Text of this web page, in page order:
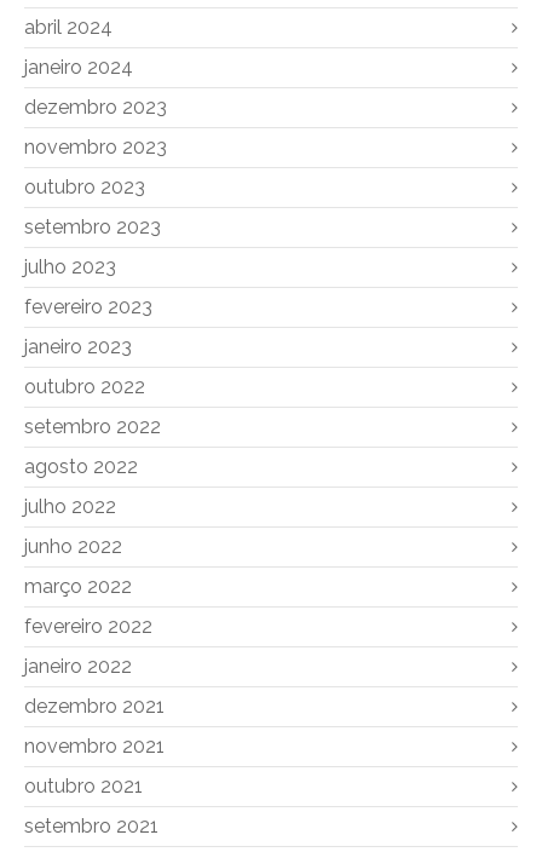
abril 2024
janeiro 2024
dezembro 2023
novembro 2023
outubro 2023
setembro 2023
julho 2023
fevereiro 2023
janeiro 2023
outubro 2022
setembro 2022
agosto 2022
julho 2022
junho 2022
março 2022
fevereiro 2022
janeiro 2022
dezembro 2021
novembro 2021
outubro 2021
setembro 2021